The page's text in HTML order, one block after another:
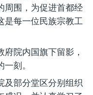
周围，为促进首都经
是每一位民族宗教工
院内国旗下留影，
刻。
部分堂区分别组织